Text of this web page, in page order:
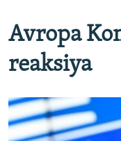
Avropa
reaksiya